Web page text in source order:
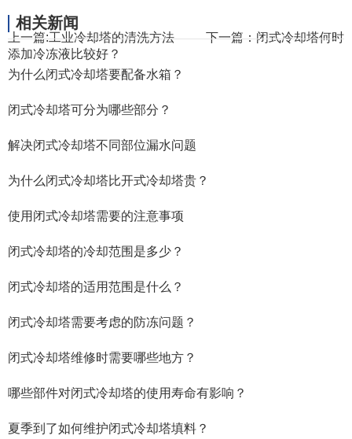
上一篇:工业冷却塔的清洗方法下一篇：闭式冷却塔何时
添加冷冻液比较好？
相关新闻
为什么闭式冷却塔要配备水箱？
闭式冷却塔可分为哪些部分？
解决闭式冷却塔不同部位漏水问题
为什么闭式冷却塔比开式冷却塔贵？
使用闭式冷却塔需要的注意事项
闭式冷却塔的冷却范围是多少？
闭式冷却塔的适用范围是什么？
闭式冷却塔需要考虑的防冻问题？
闭式冷却塔维修时需要哪些地方？
哪些部件对闭式冷却塔的使用寿命有影响？
夏季到了如何维护闭式冷却塔填料？